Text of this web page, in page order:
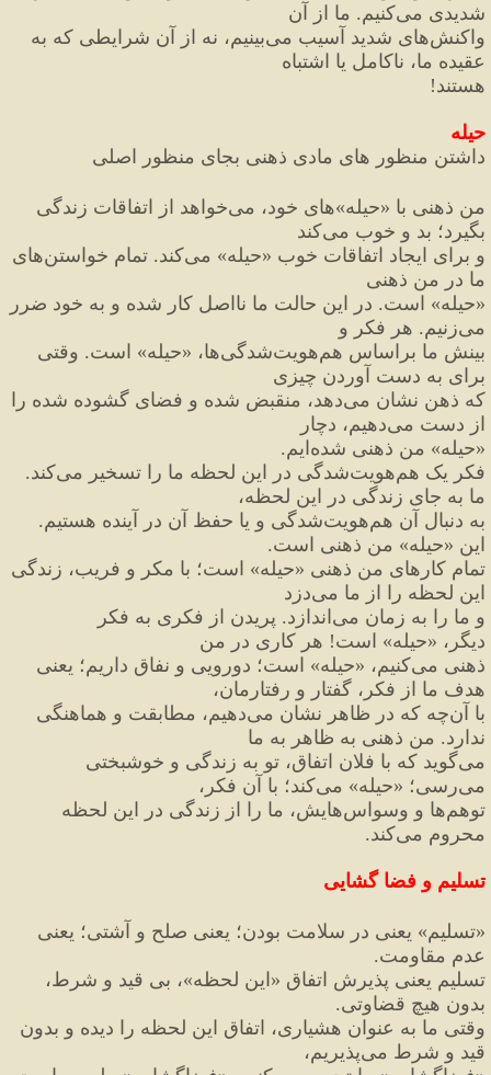
شدیدی میکنیم. ما از آن
واکنشهای شدید آسیب می
عقیده ما، ناکامل یا اشتباه
هستند!
حیله
داشتن منظور های مادی ذهنی بجای منظور اصلی
من ذهنی با «حیله»های خود، می
بگیرد؛ بد و خوب میکند
و برای ایجاد اتفاقات خوب «حیله» میکند. تمام خواستن
ما در من ذهنی
«حیله»
میزنیم. هر فکر و
بینش ما براساس همهویتشدگیها، «حیله»
برای به دست آوردن چیزی
که ذهن نشان می
از دست میدهیم، دچار
«حیله» من ذهنی شدهایم.
فکر یک همهویتشدگی در این لحظه ما را تسخیر می
ما به جای زندگی در این لحظه،
به دنبال آن همهویت
این «حیله» من ذهنی است.
تمام کارهای من ذهنی «حیله»
این لحظه را از ما میدزد
و ما را به زمان می
دیگر، «حیله» است! هر کاری در من
ذهنی میکنیم، «حیله»
هدف ما از فکر، گفتار و رفتارمان،
با آنچه که در ظاهر نشان میدهیم،
ندارد. من ذهنی به ظاهر به ما
می
میرسی؛ «حیله» میکند؛ با آن فکر،
توهمها و وسواس
محروم میکند.
تسلیم و فضا گشایی
«تسلیم»
عدم مقاومت.
تسلیم یعنی پذیرش اتفاق «این لحظه»
بدون هیچ قضاوتی.
قید و شرط میپذیریم،